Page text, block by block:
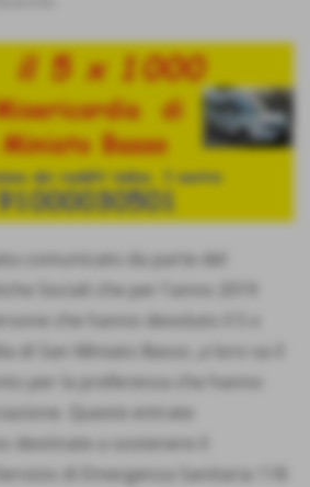
comunicato da parte del
Sociali che per l'anno 2019
che hanno devoluto il 5 x
di San Miniato Basso ,a loro va il
per la preferenza che hanno
Queste entrate
destinate a sostenere il
di Emergenza Sanitaria 118